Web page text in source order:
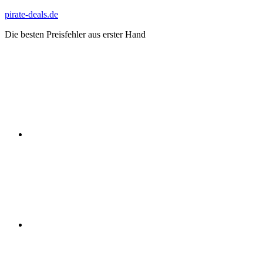
Zum
springen
pirate-deals.de
Die besten Preisfehler aus erster Hand